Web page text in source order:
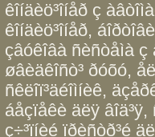
êîíäèö³îíåð ç
êîíäèö³îíåð,
çâóêîâà ñèñòåìà ç
øâèäêîñò³ ðóõó,
ñêëîï³äéîìíèê,
áåçïåêè äëÿ
ç÷³ïíèé ïðèñòð³é